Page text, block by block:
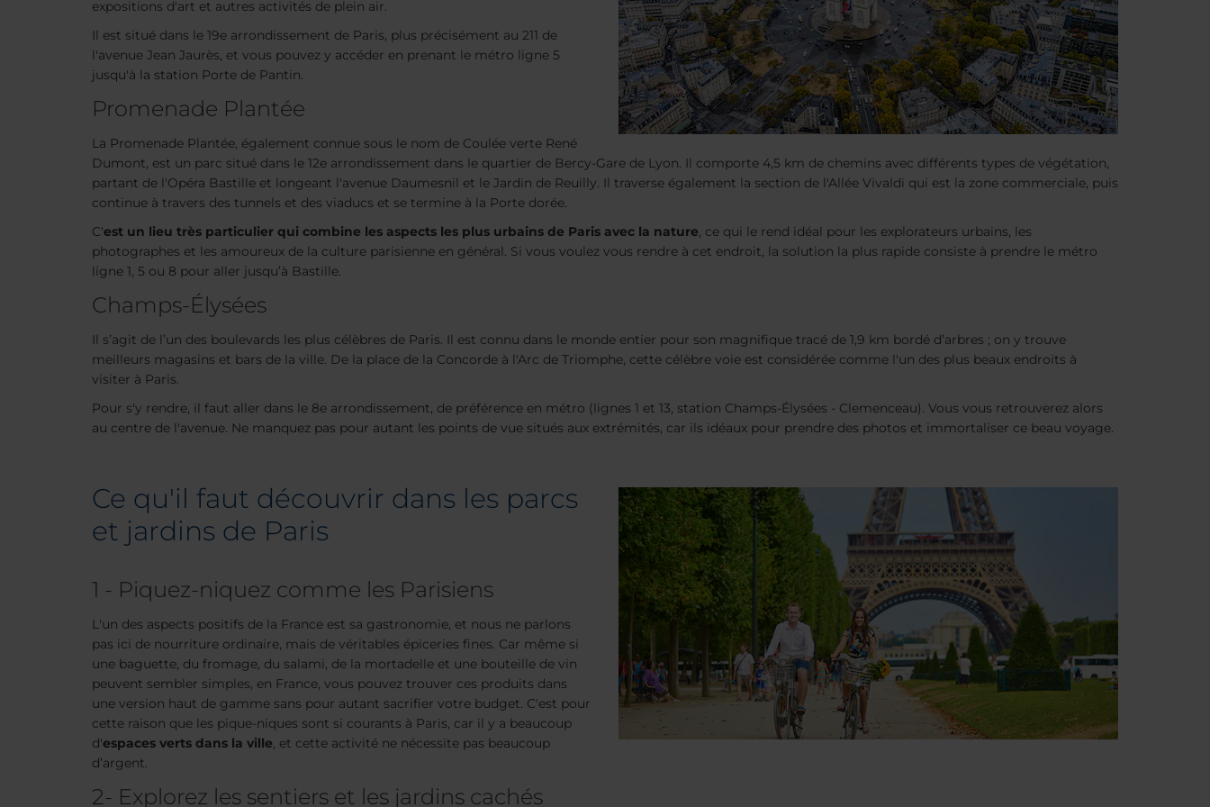
expositions d'art et autres activités de plein air.
Il est situé dans le 19e arrondissement de Paris, plus précisément au 211 de
l'avenue Jean Jaurès, et vous pouvez y accéder en prenant le métro ligne 5
jusqu'à la station Porte de Pantin.
Promenade Plantée
La Promenade Plantée, également connue sous le nom de Coulée verte René
Dumont, est un parc situé dans le 12e arrondissement dans le quartier de Bercy-Gare de Lyon. Il comporte 4,5 km de chemins avec différents types de végétation,
partant de l'Opéra Bastille et longeant l'avenue Daumesnil et le Jardin de Reuilly. Il traverse également la section de l'Allée Vivaldi qui est la zone commerciale, puis
continue à travers des tunnels et des viaducs et se termine à la Porte dorée.
C'est un lieu très particulier qui combine les aspects les plus urbains de Paris avec la nature, ce qui le rend idéal pour les explorateurs urbains, les
photographes et les amoureux de la culture parisienne en général. Si vous voulez vous rendre à cet endroit, la solution la plus rapide consiste à prendre le métro
ligne 1, 5 ou 8 pour aller jusqu’à Bastille.
Champs-Élysées
Il s’agit de l’un des boulevards les plus célèbres de Paris. Il est connu dans le monde entier pour son magnifique tracé de 1,9 km bordé d’arbres ; on y trouve
meilleurs magasins et bars de la ville. De la place de la Concorde à l'Arc de Triomphe, cette célèbre voie est considérée comme l'un des plus beaux endroits à
visiter à Paris.
Pour s'y rendre, il faut aller dans le 8e arrondissement, de préférence en métro (lignes 1 et 13, station Champs-Élysées - Clemenceau). Vous vous retrouverez alors
au centre de l'avenue. Ne manquez pas pour autant les points de vue situés aux extrémités, car ils idéaux pour prendre des photos et immortaliser ce beau voyage.
Ce qu'il faut découvrir dans les parcs
et jardins de Paris
1 - Piquez-niquez comme les Parisiens
L'un des aspects positifs de la France est sa gastronomie, et nous ne parlons
pas ici de nourriture ordinaire, mais de véritables épiceries fines. Car même si
une baguette, du fromage, du salami, de la mortadelle et une bouteille de vin
peuvent sembler simples, en France, vous pouvez trouver ces produits dans
une version haut de gamme sans pour autant sacrifier votre budget. C'est pour
cette raison que les pique-niques sont si courants à Paris, car il y a beaucoup
d'espaces verts dans la ville, et cette activité ne nécessite pas beaucoup
d’argent.
2- Explorez les sentiers et les jardins cachés